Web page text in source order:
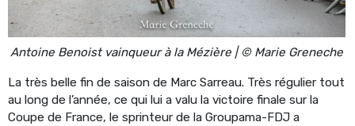
Antoine Benoist vainqueur à la Mézière | © Marie Greneche
La très belle fin de saison de Marc Sarreau. Très régulier tout
au long de l’année, ce qui lui a valu la victoire finale sur la
Coupe de France, le sprinteur de la Groupama-FDJ a